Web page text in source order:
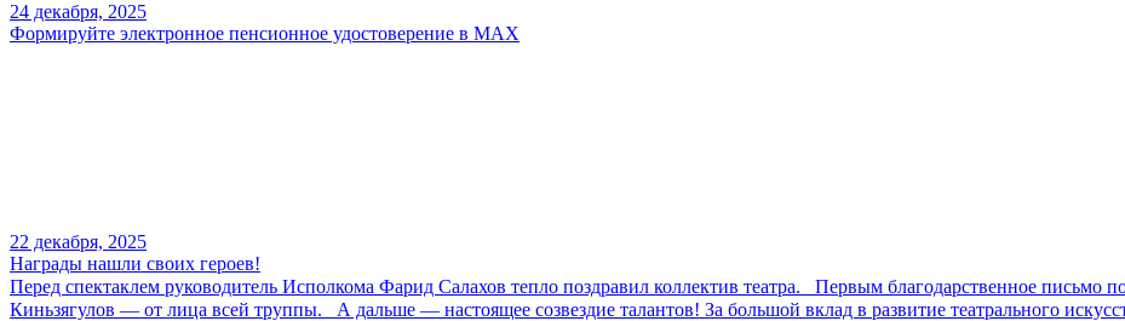
24 декабря, 2025
Формируйте электронное пенсионное удостоверение в МАХ
22 декабря, 2025
Награды нашли своих героев!
Перед спектаклем руководитель Исполкома Фарид Салахов тепло поздравил коллектив театра.⠀Первым благодарственное письмо
Киньзягулов — от лица всей труппы.⠀А дальше — настоящее созвездие талантов! За большой вклад в развитие театрального